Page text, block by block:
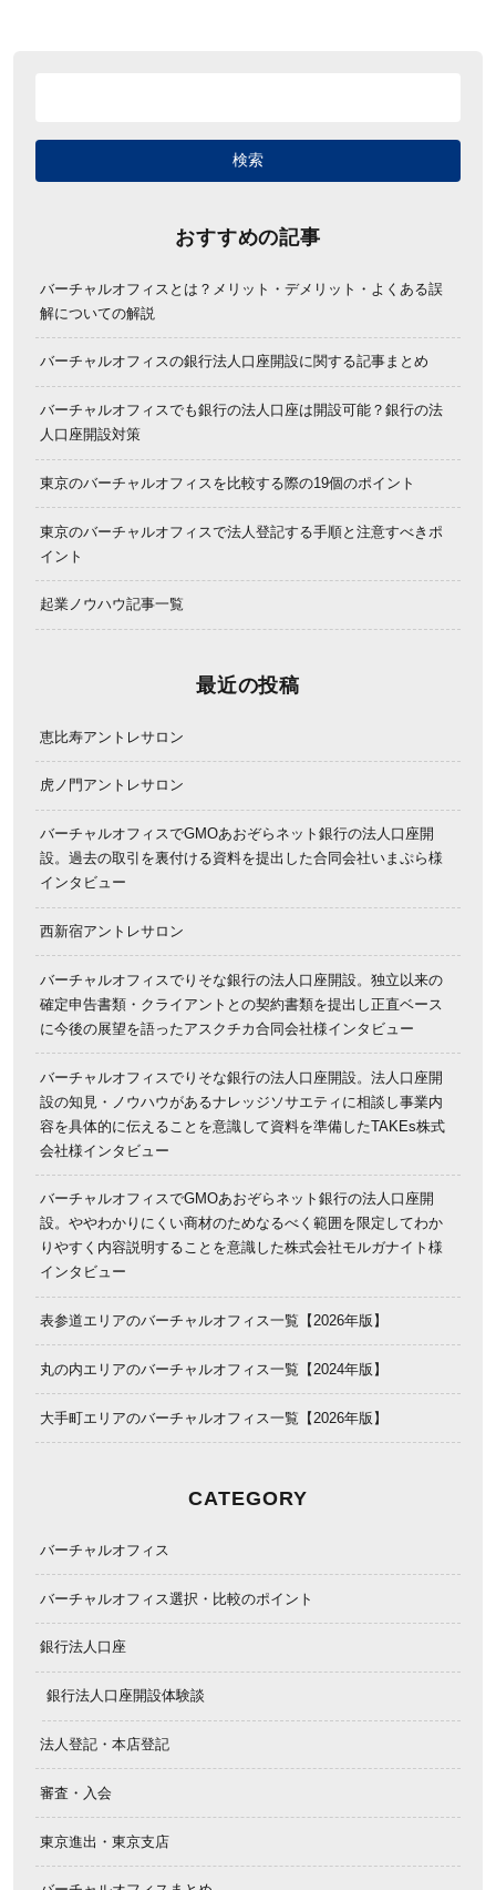
おすすめの記事
バーチャルオフィスとは？メリット・デメリット・よくある誤
解についての解説
バーチャルオフィスの銀行法人口座開設に関する記事まとめ
バーチャルオフィスでも銀行の法人口座は開設可能？銀行の法
人口座開設対策
東京のバーチャルオフィスを比較する際の19個のポイント
東京のバーチャルオフィスで法人登記する手順と注意すべきポ
イント
起業ノウハウ記事一覧
最近の投稿
恵比寿アントレサロン
虎ノ門アントレサロン
バーチャルオフィスでGMOあおぞらネット銀行の法人口座開
設。過去の取引を裏付ける資料を提出した合同会社いまぷら様
インタビュー
西新宿アントレサロン
バーチャルオフィスでりそな銀行の法人口座開設。独立以来の
確定申告書類・クライアントとの契約書類を提出し正直ベース
に今後の展望を語ったアスクチカ合同会社様インタビュー
バーチャルオフィスでりそな銀行の法人口座開設。法人口座開
設の知見・ノウハウがあるナレッジソサエティに相談し事業内
容を具体的に伝えることを意識して資料を準備したTAKEs株式
会社様インタビュー
バーチャルオフィスでGMOあおぞらネット銀行の法人口座開
設。ややわかりにくい商材のためなるべく範囲を限定してわか
りやすく内容説明することを意識した株式会社モルガナイト様
インタビュー
表参道エリアのバーチャルオフィス一覧【2026年版】
丸の内エリアのバーチャルオフィス一覧【2024年版】
大手町エリアのバーチャルオフィス一覧【2026年版】
CATEGORY
バーチャルオフィス
バーチャルオフィス選択・比較のポイント
銀行法人口座
銀行法人口座開設体験談
法人登記・本店登記
審査・入会
東京進出・東京支店